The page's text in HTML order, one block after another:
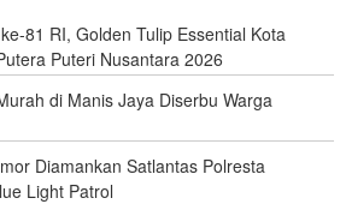
81 RI, Golden Tulip Essential Kota
Puteri Nusantara 2026
di Manis Jaya Diserbu Warga
Diamankan Satlantas Polresta
Light Patrol